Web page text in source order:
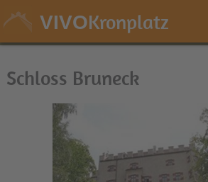
VIVOKronplatz
Schloss Bruneck